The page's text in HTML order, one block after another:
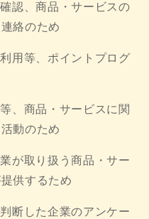
認、商品・サービスの
絡のため
用等、ポイントプログ
、商品・サービスに関
動のため
が取り扱う商品・サー
供するため
断した企業のアンケー